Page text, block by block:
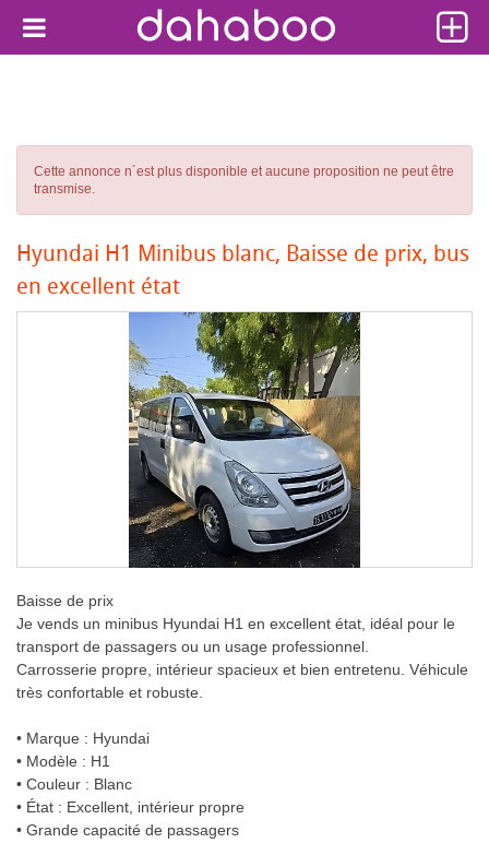
Cette annonce n´est plus disponible et aucune proposition ne peut être
transmise.
Hyundai H1 Minibus blanc, Baisse de prix, bus
en excellent état
Baisse de prix
Je vends un minibus Hyundai H1 en excellent état, idéal pour le
transport de passagers ou un usage professionnel.
Carrosserie propre, intérieur spacieux et bien entretenu. Véhicule
très confortable et robuste.
• Marque : Hyundai
• Modèle : H1
• Couleur : Blanc
• État : Excellent, intérieur propre
• Grande capacité de passagers